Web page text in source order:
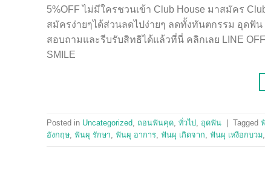
5%OFF ไม่มีใครชวนเข้า Club House มาสมัคร
สมัครง่ายๆได้ส่วนลดไปง่ายๆ ลดทั้งทันตกรรม อุดฟั
สอบถามและรีบรับสิทธิได้แล้วที่นี่ คลิกเลย LINE
SMILE
Posted in Uncategorized, ถอนฟันคุด, ทั่วไป, อุดฟัน Tagged
อังกฤษ, ฟันผุ รักษา, ฟันผุ อาการ, ฟันผุ เกิดจาก, ฟันผุ เหงือกบวม,